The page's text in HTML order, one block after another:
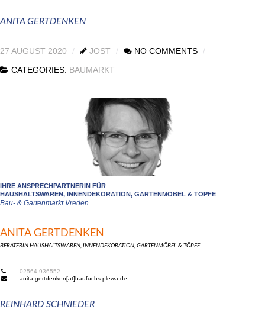
ANITA GERTDENKEN
27 AUGUST 2020 JOST NO COMMENTS
CATEGORIES: BAUMARKT
IHRE ANSPRECHPARTNERIN FÜR
HAUSHALTSWAREN, INNENDEKORATION, GARTENMÖBEL & TÖPFE.
Bau- & Gartenmarkt Vreden
ANITA GERTDENKEN
BERATERIN HAUSHALTSWAREN, INNENDEKORATION, GARTENMÖBEL & TÖPFE
02564-936552
anita.gertdenken[at]baufuchs-plewa.de
REINHARD SCHNIEDER